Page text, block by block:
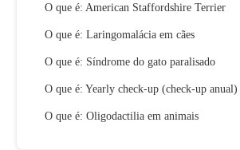
O que é: American Staffordshire Terrier
O que é: Laringomalácia em cães
O que é: Síndrome do gato paralisado
O que é: Yearly check-up (check-up
O que é: Oligodactilia em animais